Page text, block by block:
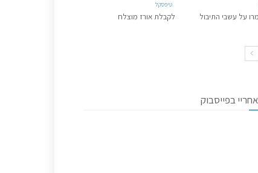
על עשבי התיבול
טיפסקל
לקבלת אורז מוצלח
בפייסבוק